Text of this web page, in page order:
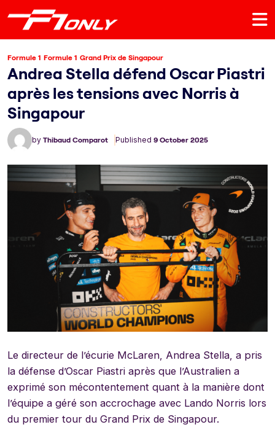
Formule 1 Formule 1 Grand Prix de Singapour
Andrea Stella défend Oscar Piastri
après les tensions avec Norris à
Singapour
by Thibaud Comparot Published 9 October 2025
Le directeur de l’écurie McLaren, Andrea Stella, a pris
la défense d’Oscar Piastri après que l’Australien a
exprimé son mécontentement quant à la manière dont
l’équipe a géré son accrochage avec Lando Norris lors
du premier tour du Grand Prix de Singapour.